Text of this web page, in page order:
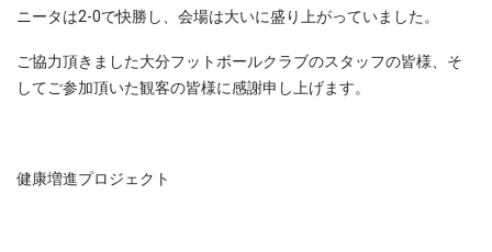
ニータは2-0で快勝し、会場は大いに盛り上がっていました。
ご協力頂きました大分フットボールクラブのスタッフの皆様、そ
してご参加頂いた観客の皆様に感謝申し上げます。
健康増進プロジェクト